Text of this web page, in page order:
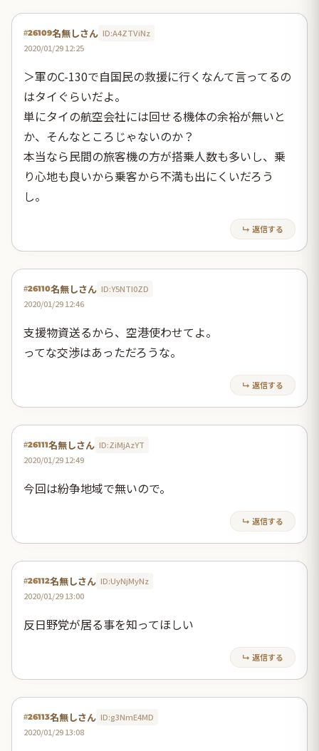
#26109名無しさん ID:A4ZTViNz
2020/01/29 12:25
＞軍のC-130で自国民の救援に行くなんて言ってるの
はタイぐらいだよ。
単にタイの航空会社には回せる機体の余裕が無いと
か、そんなところじゃないのか？
本当なら民間の旅客機の方が搭乗人数も多いし、乗
り心地も良いから乗客から不満も出にくいだろう
し。
↳ 返信する
#26110名無しさん ID:Y5NTI0ZD
2020/01/29 12:46
支援物資送るから、空港使わせてよ。
ってな交渉はあっただろうな。
↳ 返信する
#26111名無しさん ID:ZiMjAzYT
2020/01/29 12:49
今回は紛争地域で無いので。
↳ 返信する
#26112名無しさん ID:UyNjMyNz
2020/01/29 13:00
反日野党が居る事を知ってほしい
↳ 返信する
#26113名無しさん ID:g3NmE4MD
2020/01/29 13:08